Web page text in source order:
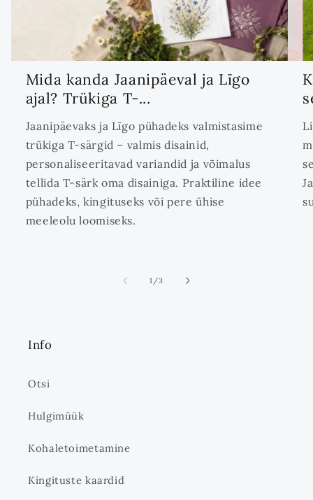
Mida kanda Jaanipäeval ja Līgo
ajal? Trükiga T-...
Jaanipäevaks ja Līgo pühadeks valmistasime
trükiga T-särgid – valmis disainid,
personaliseeritavad variandid ja võimalus
tellida T-särk oma disainiga. Praktiline idee
pühadeks, kingituseks või pere ühise
meeleolu loomiseks.
1 /ei
3
Info
Otsi
Hulgimüük
Kohaletoimetamine
Kingituste kaardid